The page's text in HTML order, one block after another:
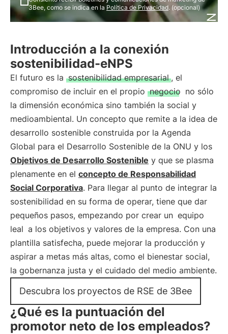
3Bee, como se indica en la Política de Privacidad. (opcional)
Introducción a la conexión
sostenibilidad-eNPS
El futuro es la sostenibilidad empresarial , el
compromiso de incluir en el propio negocio no sólo
la dimensión económica sino también la social y
medioambiental. Un concepto que remite a la idea de
desarrollo sostenible construida por la Agenda
Global para el Desarrollo Sostenible de la ONU y los
Objetivos de Desarrollo Sostenible y que se plasma
plenamente en el concepto de Responsabilidad
Social Corporativa. Para llegar al punto de integrar la
sostenibilidad en su forma de operar, tiene que dar
pequeños pasos, empezando por crear un equipo
leal a los objetivos y valores de la empresa. Con una
plantilla satisfecha, puede mejorar la producción y
aspirar a metas más altas, como el bienestar social,
la gobernanza justa y el cuidado del medio ambiente.
Descubra los proyectos de RSE de 3Bee
¿Qué es la puntuación del
promotor neto de los empleados?